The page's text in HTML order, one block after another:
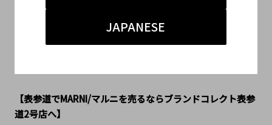
JAPANESE
#表参道2号店 ハイブランド
【表参道でMARNI/マルニを売るならブランドコレクト表参
道2号店へ】